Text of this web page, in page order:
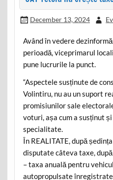
December 13, 2024
Având în vedere
perioadă, viceprimarul
pune lucrurile la punct.
“Aspectele susținute de
Volintiru, nu au un suport
promisiunilor sale
voturi, așa cum a susținut
specialitate.
În REALITATE, după
disputate câteva taxe,
– taxa anuală pentru
autopropulsate